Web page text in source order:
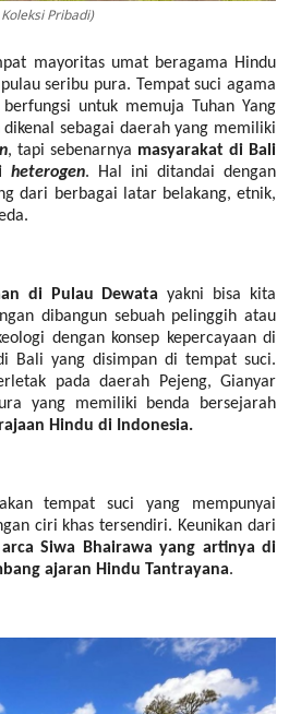
Pribadi)
mayoritas umat beragama Hindu
seribu pura. Tempat suci agama
untuk memuja Tuhan Yang
sebagai daerah yang memiliki
, tapi sebenarnya masyarakat di Bali
heterogen. Hal ini ditandai dengan
dari berbagai latar belakang, etnik,
di Pulau Dewata yakni bisa kita
dibangun sebuah pelinggih atau
dengan konsep kepercayaan di
Bali yang disimpan di tempat suci.
pada daerah Pejeng, Gianyar
yang memiliki benda bersejarah
Hindu di Indonesia.
tempat suci yang mempunyai
ciri khas tersendiri. Keunikan dari
arca Siwa Bhairawa yang artinya di
ajaran Hindu Tantrayana.